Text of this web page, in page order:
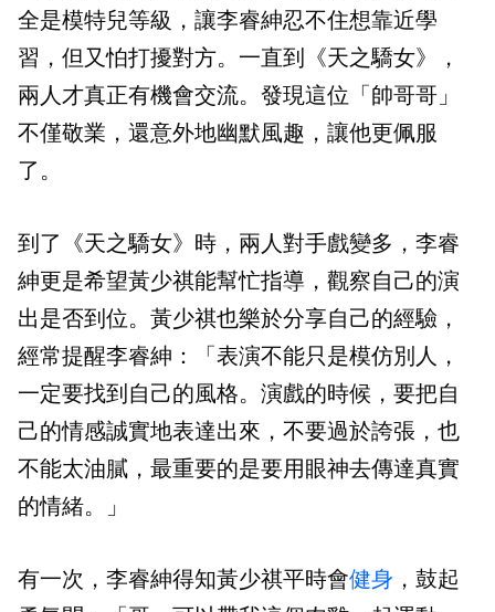
全是模特兒等級，讓李睿紳忍不住想靠近學
習，但又怕打擾對方。一直到《天之驕女》，
兩人才真正有機會交流。發現這位「帥哥哥」
不僅敬業，還意外地幽默風趣，讓他更佩服
了。
到了《天之驕女》時，兩人對手戲變多，李睿
紳更是希望黃少祺能幫忙指導，觀察自己的演
出是否到位。黃少祺也樂於分享自己的經驗，
經常提醒李睿紳：「表演不能只是模仿別人，
一定要找到自己的風格。演戲的時候，要把自
己的情感誠實地表達出來，不要過於誇張，也
不能太油膩，最重要的是要用眼神去傳達真實
的情緒。」
有一次，李睿紳得知黃少祺平時會健身 ，鼓起